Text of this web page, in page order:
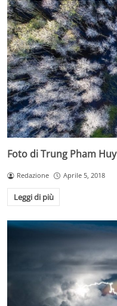
Foto di Trung Pham Huy
Redazione Aprile 5, 2018
Leggi di più